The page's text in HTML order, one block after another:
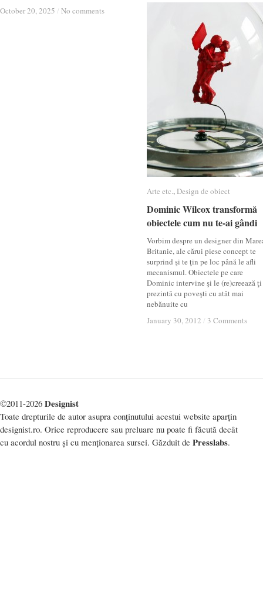
October 20, 2025 / No comments
October 20, 2025 / No comments
Arte etc.,Design de obiect
Dominic Wilcox transformă
obiectele cum nu te-ai gândi
Vorbim despre un designer din
Britanie, ale cărui piese concept te
surprind şi te ţin pe loc până le afli
mecanismul. Obiectele pe care
Dominic intervine şi le (re)creează ţi
prezintă cu poveşti cu atât mai
nebănuite cu
January 30, 2012 / 3 Comments
Arte etc. Design de obiect
Dominic Wilcox transformă
obiectele cum nu te-ai gândi
January 30, 2012 / 3 Comments
©2011-2026 Designist
Toate drepturile de autor asupra conținutului acestui website aparțin
designist.ro. Orice reproducere sau preluare nu poate fi făcută decât
cu acordul nostru și cu menționarea sursei. Găzduit de Presslabs.